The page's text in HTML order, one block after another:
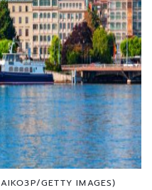
GETTY IMAGES)